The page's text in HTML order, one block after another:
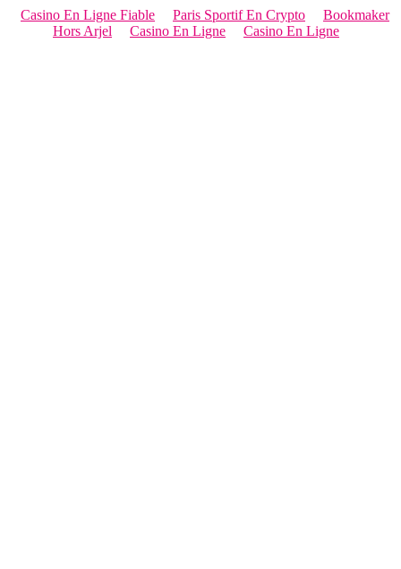
Casino En Ligne Fiable Paris Sportif En Crypto
Bookmaker
Hors Arjel
Casino En Ligne Casino En Ligne